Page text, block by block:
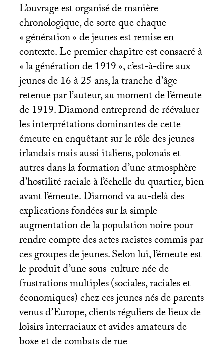
L’ouvrage est organisé de manière
chronologique, de sorte que chaque
«génération» de jeunes est remise en
contexte. Le premier chapitre est consacré à
«la génération de 1919», c’est-à-dire aux
jeunes de 16 à 25 ans, la tranche d’âge
retenue par l’auteur, au moment de l’émeute
de 1919. Diamond entreprend de réévaluer
les interprétations dominantes de cette
émeute en enquêtant sur le rôle des jeunes
irlandais mais aussi italiens, polonais et
autres dans la formation d’une atmosphère
d’hostilité raciale à l’échelle du quartier, bien
avant l’émeute. Diamond va au-delà des
explications fondées sur la simple
augmentation de la population noire pour
rendre compte des actes racistes commis par
ces groupes de jeunes. Selon lui, l’émeute est
le produit d’une sous-culture née de
frustrations multiples (sociales, raciales et
économiques) chez ces jeunes nés de parents
venus d’Europe, clients réguliers de lieux de
loisirs interraciaux et avides amateurs de
boxe et de combats de rue